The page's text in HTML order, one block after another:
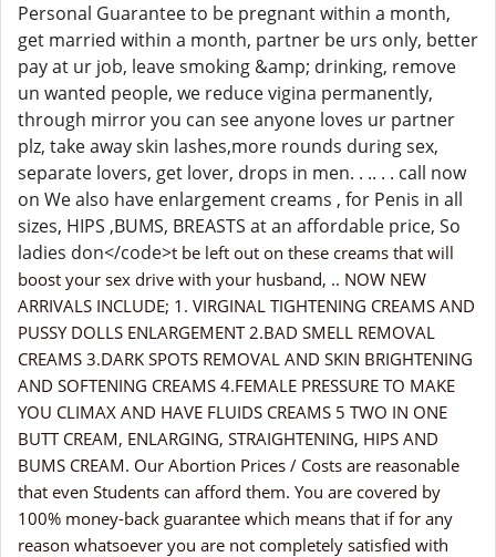
Personal Guarantee to be pregnant within a month,
get married within a month, partner be urs only, better
pay at ur job, leave smoking &amp; drinking, remove
un wanted people, we reduce vigina permanently,
through mirror you can see anyone loves ur partner
plz, take away skin lashes,more rounds during sex,
separate lovers, get lover, drops in men. . .. . . call now
on We also have enlargement creams , for Penis in all
sizes, HIPS ,BUMS, BREASTS at an affordable price, So
ladies don</code>t be left out on these creams that will
boost your sex drive with your husband, .. NOW NEW
ARRIVALS INCLUDE; 1. VIRGINAL TIGHTENING CREAMS AND
PUSSY DOLLS ENLARGEMENT 2.BAD SMELL REMOVAL
CREAMS 3.DARK SPOTS REMOVAL AND SKIN BRIGHTENING
AND SOFTENING CREAMS 4.FEMALE PRESSURE TO MAKE
YOU CLIMAX AND HAVE FLUIDS CREAMS 5 TWO IN ONE
BUTT CREAM, ENLARGING, STRAIGHTENING, HIPS AND
BUMS CREAM. Our Abortion Prices / Costs are reasonable
that even Students can afford them. You are covered by
100% money-back guarantee which means that if for any
reason whatsoever you are not completely satisfied with